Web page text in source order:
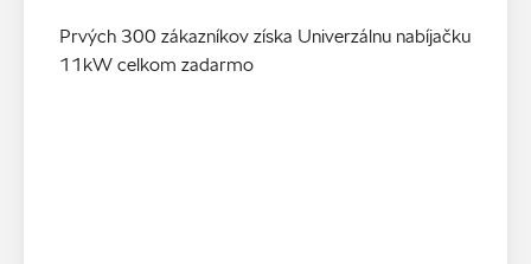
Prvých 300 zákazníkov získa Univerzálnu nabíjačku
11kW celkom zadarmo